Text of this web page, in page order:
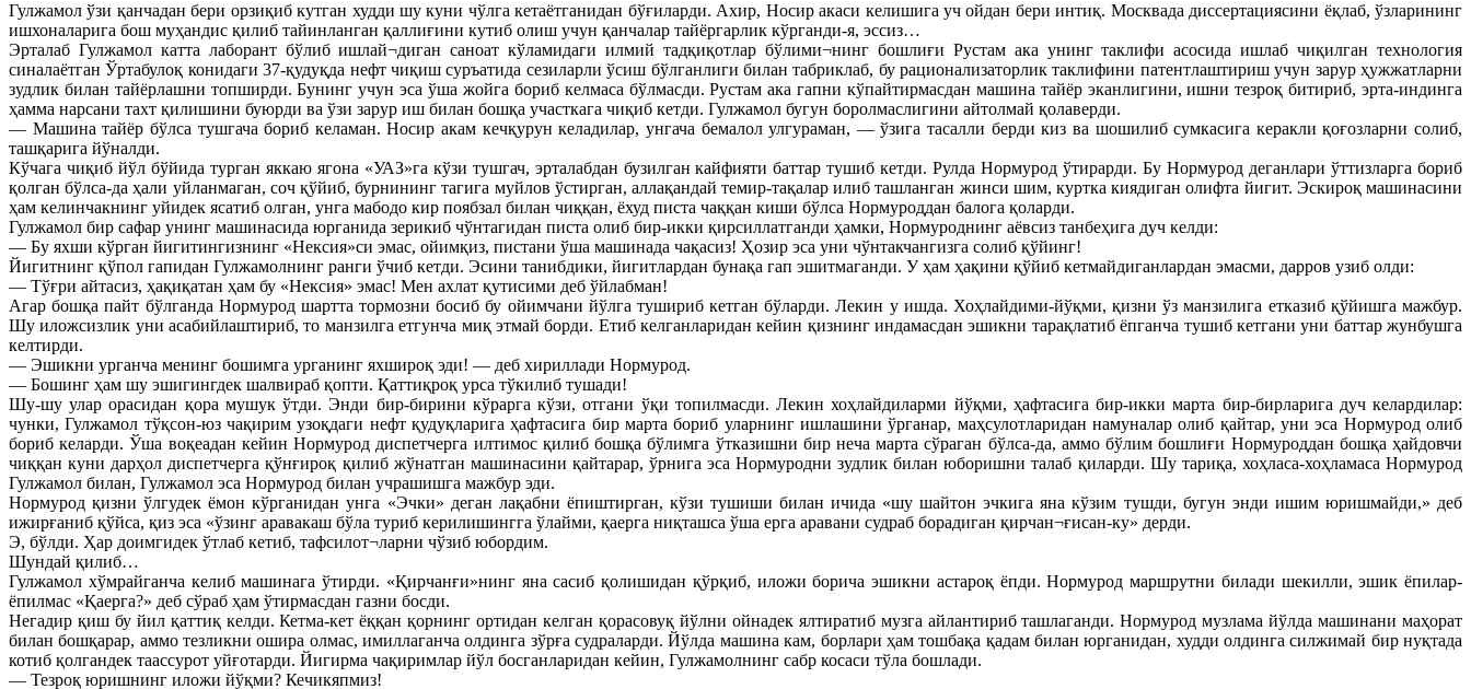
Гулжамол ўзи қанчадан бери орзиқиб кутган худди шу куни чўлга кетаётганидан бўғиларди. Ахир, Носир акаси келишига уч ойдан бери интиқ. Москвада диссертациясини ёқлаб, ўзларининг
ишхоналарига бош муҳандис қилиб тайинланган қаллиғини кутиб олиш учун қанчалар тайёргарлик кўрганди-я, эссиз…
Эрталаб Гулжамол катта лаборант бўлиб ишлай¬диган саноат кўламидаги илмий тадқиқотлар бўлими¬нинг бошлиғи Рустам ака унинг таклифи асосида ишлаб чиқилган технология
синалаётган Ўртабулоқ конидаги 37-қудуқда нефт чиқиш суръатида сезиларли ўсиш бўлганлиги билан табриклаб, бу рационализаторлик таклифини патентлаштириш учун зарур ҳужжатларни
зудлик билан тайёрлашни топширди. Бунинг учун эса ўша жойга бориб келмаса бўлмасди. Рустам ака гапни кўпайтирмасдан машина тайёр эканлигини, ишни тезроқ битириб, эрта-индинга
ҳамма нарсани тахт қилишини буюрди ва ўзи зарур иш билан бошқа участкага чиқиб кетди. Гулжамол бугун боролмаслигини айтолмай қолаверди.
— Машина тайёр бўлса тушгача бориб келаман. Носир акам кечқурун келадилар, унгача бемалол улгураман, — ўзига тасалли берди киз ва шошилиб сумкасига керакли қоғозларни солиб,
ташқарига йўналди.
Кўчага чиқиб йўл бўйида турган яккаю ягона «УАЗ»га кўзи тушгач, эрталабдан бузилган кайфияти баттар тушиб кетди. Рулда Нормурод ўтирарди. Бу Нормурод деганлари ўттизларга бориб
қолган бўлса-да ҳали уйланмаган, соч қўйиб, бурнининг тагига муйлов ўстирган, аллақандай темир-тақалар илиб ташланган жинси шим, куртка киядиган олифта йигит. Эскироқ машинасини
ҳам келинчакнинг уйидек ясатиб олган, унга мабодо кир поябзал билан чиққан, ёхуд писта чаққан киши бўлса Нормуроддан балога қоларди.
Гулжамол бир сафар унинг машинасида юрганида зерикиб чўнтагидан писта олиб бир-икки қирсиллатганди ҳамки, Нормуроднинг аёвсиз танбеҳига дуч келди:
— Бу яхши кўрган йигитингизнинг «Нексия»си эмас, ойимқиз, пистани ўша машинада чақасиз! Ҳозир эса уни чўнтакчангизга солиб қўйинг!
Йигитнинг қўпол гапидан Гулжамолнинг ранги ўчиб кетди. Эсини танибдики, йигитлардан бунақа гап эшитмаганди. У ҳам ҳақини қўйиб кетмайдиганлардан эмасми, дарров узиб олди:
— Тўғри айтасиз, ҳақиқатан ҳам бу «Нексия» эмас! Мен ахлат қутисими деб ўйлабман!
Агар бошқа пайт бўлганда Нормурод шартта тормозни босиб бу ойимчани йўлга тушириб кетган бўларди. Лекин у ишда. Хоҳлайдими-йўқми, қизни ўз манзилига етказиб қўйишга мажбур.
Шу иложсизлик уни асабийлаштириб, то манзилга етгунча миқ этмай борди. Етиб келганларидан кейин қизнинг индамасдан эшикни тарақлатиб ёпганча тушиб кетгани уни баттар жунбушга
келтирди.
— Эшикни урганча менинг бошимга урганинг яхшироқ эди! — деб хириллади Нормурод.
— Бошинг ҳам шу эшигингдек шалвираб қопти. Қаттиқроқ урса тўкилиб тушади!
Шу-шу улар орасидан қора мушук ўтди. Энди бир-бирини кўрарга кўзи, отгани ўқи топилмасди. Лекин хоҳлайдиларми йўқми, ҳафтасига бир-икки марта бир-бирларига дуч келардилар:
чунки, Гулжамол тўқсон-юз чақирим узоқдаги нефт қудуқларига ҳафтасига бир марта бориб уларнинг ишлашини ўрганар, маҳсулотларидан намуналар олиб қайтар, уни эса Нормурод олиб
бориб келарди. Ўша воқеадан кейин Нормурод диспетчерга илтимос қилиб бошқа бўлимга ўтказишни бир неча марта сўраган бўлса-да, аммо бўлим бошлиғи Нормуроддан бошқа ҳайдовчи
чиққан куни дарҳол диспетчерга қўнғироқ қилиб жўнатган машинасини қайтарар, ўрнига эса Нормуродни зудлик билан юборишни талаб қиларди. Шу тариқа, хоҳласа-хоҳламаса Нормурод
Гулжамол билан, Гулжамол эса Нормурод билан учрашишга мажбур эди.
Нормурод қизни ўлгудек ёмон кўрганидан унга «Эчки» деган лақабни ёпиштирган, кўзи тушиши билан ичида «шу шайтон эчкига яна кўзим тушди, бугун энди ишим юришмайди,» деб
ижирғаниб қўйса, қиз эса «ўзинг аравакаш бўла туриб керилишингга ўлайми, қаерга ниқташса ўша ерга аравани судраб борадиган қирчан¬ғисан-ку» дерди.
Э, бўлди. Ҳар доимгидек ўтлаб кетиб, тафсилот¬ларни чўзиб юбордим.
Шундай қилиб…
Гулжамол хўмрайганча келиб машинага ўтирди. «Қирчанғи»нинг яна сасиб қолишидан қўрқиб, иложи борича эшикни астароқ ёпди. Нормурод маршрутни билади шекилли, эшик ёпилар-
ёпилмас «Қаерга?» деб сўраб ҳам ўтирмасдан газни босди.
Негадир қиш бу йил қаттиқ келди. Кетма-кет ёққан қорнинг ортидан келган қорасовуқ йўлни ойнадек ялтиратиб музга айлантириб ташлаганди. Нормурод музлама йўлда машинани маҳорат
билан бошқарар, аммо тезликни ошира олмас, имиллаганча олдинга зўрға судраларди. Йўлда машина кам, борлари ҳам тошбақа қадам билан юрганидан, худди олдинга силжимай бир нуқтада
котиб қолгандек таассурот уйғотарди. Йигирма чақиримлар йўл босганларидан кейин, Гулжамолнинг сабр косаси тўла бошлади.
— Тезроқ юришнинг иложи йўқми? Кечикяпмиз!